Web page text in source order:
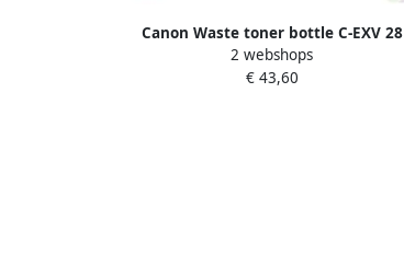
Canon Waste toner bottle C-EXV 28
2 webshops
€ 43,60